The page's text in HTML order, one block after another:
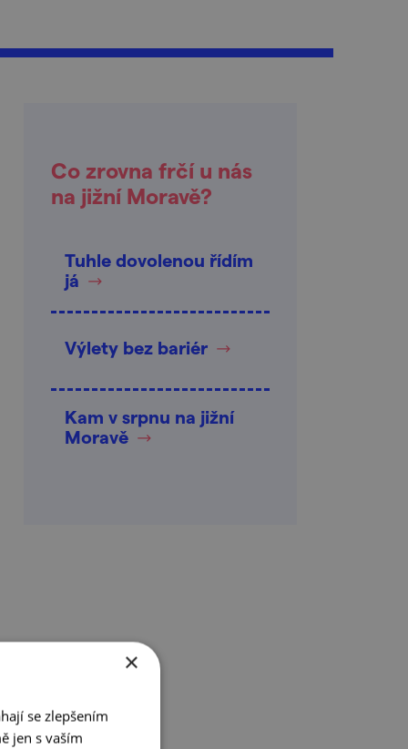
Co zrovna frčí u nás
na jižní Moravě?
Tuhle dovolenou řídím
já
Výlety bez bariér
Kam v srpnu na jižní
Moravě
×
se zlepšením
jen s vaším